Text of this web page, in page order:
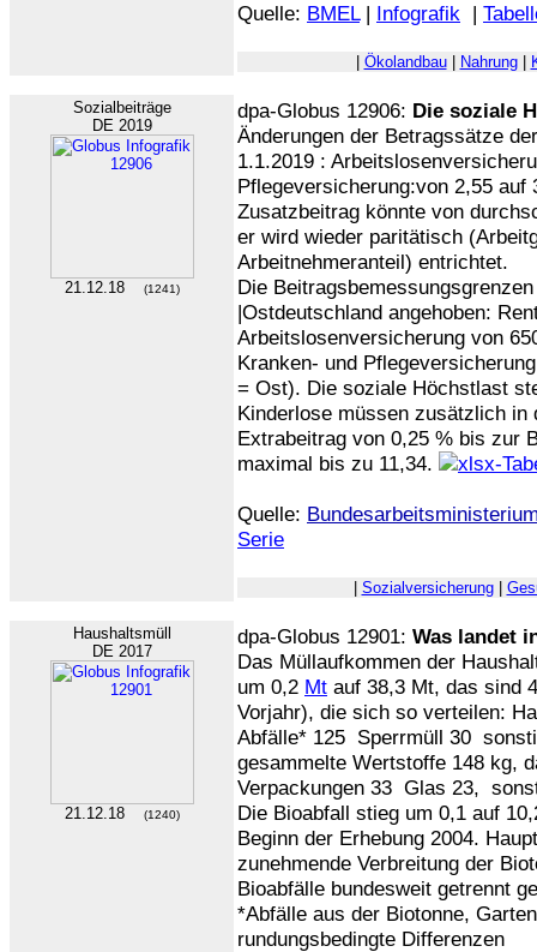
Quelle: BMEL| Infografik |
Ökolandbau| Nahrung|
Sozialbeiträge
DE 2019
21.12.18 (1241)
dpa-Globus 12906: Die soziale
Änderungen der Betragssätze
1.1.2019 :
Pflegeversicherung:von 2,55
Zusatzbeitrag könnte von
er wird wieder paritätisch
Arbeitnehmeranteil) entrichtet.
Die
|Ostdeutschland angehoben:
Arbeitslosenversicherung von
Kranken- und
= Ost). Die soziale Höchstlast
Kinderlose müssen zusätzlich in
Extrabeitrag von 0,25 % bis zur
maximal bis zu 11,34.
Quelle:
Serie
Sozialversicherung|
Haushaltsmüll
DE 2017
21.12.18 (1240)
dpa-Globus 12901: Was landet
Das Müllaufkommen der
um 0,2 Mt auf 38,3 Mt, das sind
Vorjahr), die sich so verteilen:
Abfälle* 125 Sperrmüll 30
gesammelte Wertstoffe 148 kg,
Verpackungen 33 Glas 23,
Die Bioabfall stieg um 0,1 auf
Beginn der Erhebung 2004.
zunehmende Verbreitung der
Bioabfälle bundesweit getrennt
*Abfälle aus der Biotonne,
rundungsbedingte Differenzen